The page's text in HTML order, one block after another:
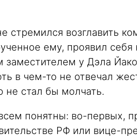
возглавить
ему, проявил себя
заместителем у Дэла
в чем-то не отвечал
не стал бы молчать.
понятны: во-первых,
РФ или вице-